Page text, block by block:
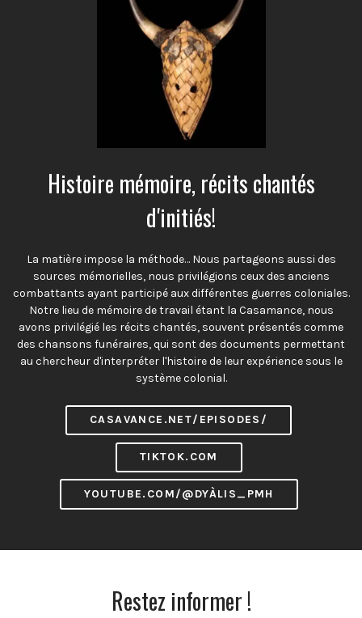
Histoire mémoire, récits chantés
d'initiés!
La matière impose la méthode… Nous partageons aussi des
sources mémorielles, nous privilégions ceux des anciens
combattants ayant participé aux différentes guerres coloniales.
Notre lieu de mémoire de travail étant la Casamance, nous
avons privilégié les récits chantés, souvent présentés comme
des chansons funéraires, qui sont des documents permettant
au chercheur d'interpréter l'histoire de leur expérience sous le
système colonial.
CASAVANCE.NET/EPISODES/
TIKTOK.COM
YOUTUBE.COM/@DYÀLIS_PMH
Restez informer !